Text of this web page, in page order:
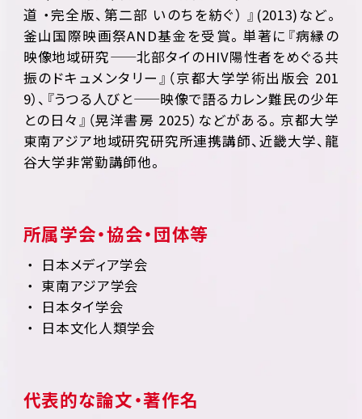
道 ・完全版、第二部 いのちを紡ぐ） 』(2013)など。
釜山国際映画祭AND基金を受賞。単著に『病縁の
映像地域研究——北部タイのHIV陽性者をめぐる共
振のドキュメンタリー』（京都大学学術出版会 201
9）、『うつる人びと——映像で語るカレン難民の少年
との日々』（晃洋書房 2025）などがある。京都大学
東南アジア地域研究研究所連携講師、近畿大学、龍
谷大学非常勤講師他。
所属学会・協会・団体等
日本メディア学会
東南アジア学会
日本タイ学会
日本文化人類学会
代表的な論文・著作名